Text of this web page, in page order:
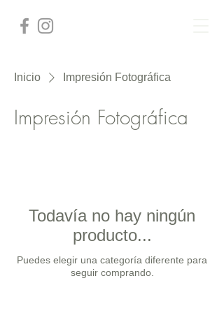
Inicio Impresión Fotográfica
Impresión Fotográfica
Todavía no hay ningún
producto...
Puedes elegir una categoría diferente para
seguir comprando.